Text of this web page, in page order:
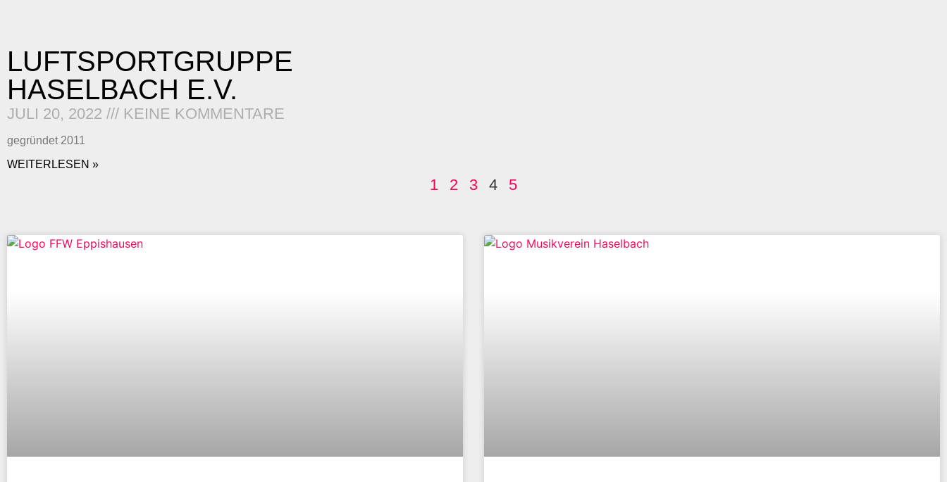
LUFTSPORTGRUPPE
HASELBACH E.V.
JULI 20, 2022 KEINE KOMMENTARE
gegründet 2011
WEITERLESEN »
1 2 3 4 5